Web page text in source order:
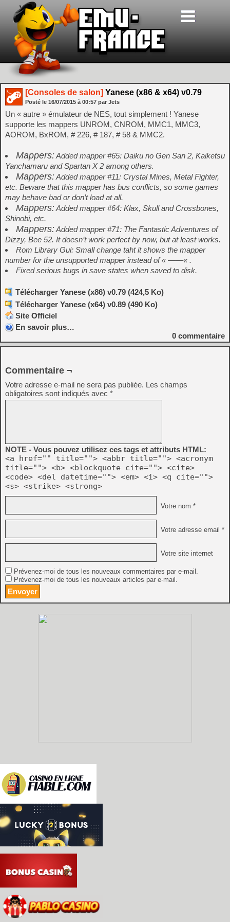
[Consoles de salon] Yanese (x86 & x64) v0.79
Posté le 16/07/2015 à 00:57 par Jets
Un « autre » émulateur de NES, tout simplement ! Yanese
supporte les mappers UNROM, CNROM, MMC1, MMC3,
AOROM, BxROM, # 226, # 187, # 58 & MMC2.
Mappers:Added mapper #65: Daiku no Gen San 2, Kaiketsu
Yanchamaru and Spartan X 2 among others.
Mappers:Added mapper #11: Crystal Mines, Metal Fighter,
etc. Beware that this mapper has bus conflicts, so some games
may behave bad or don’t load at all.
Mappers:Added mapper #64: Klax, Skull and Crossbones,
Shinobi, etc.
Mappers:Added mapper #71: The Fantastic Adventures of
Dizzy, Bee 52. It doesn’t work perfect by now, but at least works.
Rom Library Gui: Small change taht it shows the mapper
number for the unsupported mapper instead of « ——« .
Fixed serious bugs in save states when saved to disk.
Télécharger Yanese (x86) v0.79 (424,5 Ko)
Télécharger Yanese (x64) v0.89 (490 Ko)
Site Officiel
En savoir plus…
0 commentaire
Commentaire ¬
Votre adresse e-mail ne sera pas publiée. Les champs
obligatoires sont indiqués avec *
NOTE - Vous pouvez utilisez ces tags et attributs HTML:
<a href="" title=""> <abbr title=""> <acronym
title=""> <b> <blockquote cite=""> <cite>
<code> <del datetime=""> <em> <i> <q cite="">
<s> <strike> <strong>
Votre nom *
Votre adresse email *
Votre site internet
Prévenez-moi de tous les nouveaux commentaires par e-mail.
Prévenez-moi de tous les nouveaux articles par e-mail.